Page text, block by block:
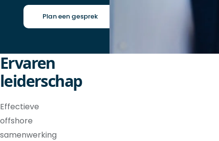
Plan een gesprek
Ervaren
leiderschap
Effectieve
offshore
samenwerking